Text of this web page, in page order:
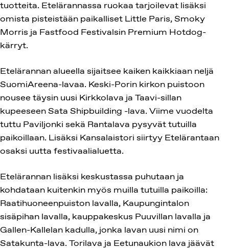
tuotteita. Etelärannassa ruokaa tarjoilevat lisäksi
omista pisteistään paikalliset Little Paris, Smoky
Morris ja Fastfood Festivalsin Premium Hotdog-
kärryt.
Etelärannan alueella sijaitsee kaiken kaikkiaan neljä
SuomiAreena-lavaa. Keski-Porin kirkon puistoon
nousee täysin uusi Kirkkolava ja Taavi-sillan
kupeeseen Sata Shipbuilding -lava. Viime vuodelta
tuttu Paviljonki sekä Rantalava pysyvät tutuilla
paikoillaan. Lisäksi Kansalaistori siirtyy Etelärantaan
osaksi uutta festivaalialuetta.
Etelärannan lisäksi keskustassa puhutaan ja
kohdataan kuitenkin myös muilla tutuilla paikoilla:
Raatihuoneenpuiston lavalla, Kaupungintalon
sisäpihan lavalla, kauppakeskus Puuvillan lavalla ja
Gallen-Kallelan kadulla, jonka lavan uusi nimi on
Satakunta-lava. Torilava ja Eetunaukion lava jäävät